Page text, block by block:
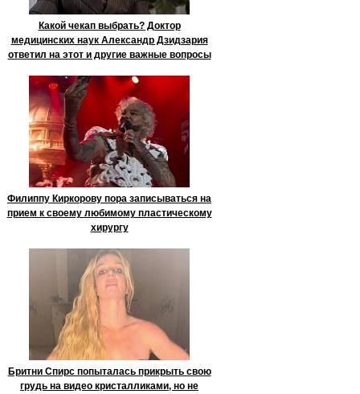
Какой чекап выбрать? Доктор
медицинских наук Александр Дзидзария
ответил на этот и другие важные вопросы
Филиппу Киркорову пора записываться на
прием к своему любимому пластическому
хирургу
Бритни Спирс попыталась прикрыть свою
грудь на видео кристалликами, но не